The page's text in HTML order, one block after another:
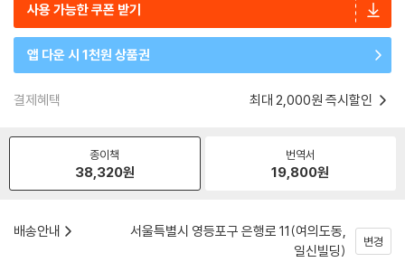
사용 가능한 쿠폰 받기
앱 다운 시 1천원 상품권
결제혜택 최대 2,000원 즉시할인
종이책
38,320원
번역서
19,800원
배송안내
서울특별시 영등포구 은행로 11(여의도동,
일신빌딩)
변경